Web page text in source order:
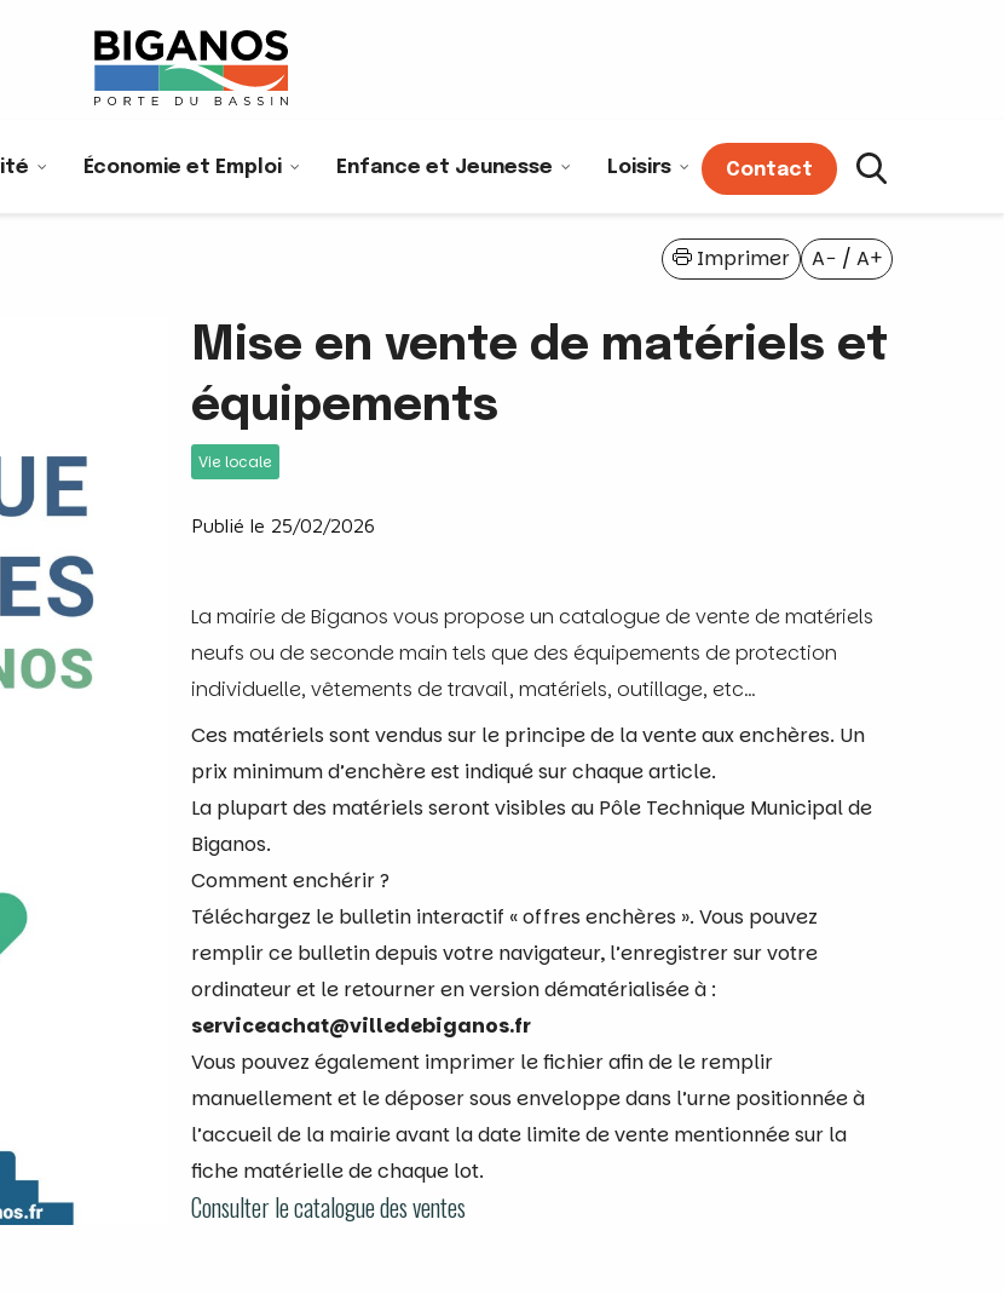
Économie et Emploi Enfance et Jeunesse Loisirs Contact
A− / A+
Imprimer
Mise en vente de matériels et
équipements
Vie locale
Publié le 25/02/2026
La mairie de Biganos vous propose un catalogue de vente de matériels
neufs ou de seconde main tels que des équipements de protection
individuelle, vêtements de travail, matériels, outillage, etc…
Ces matériels sont vendus sur le principe de la vente aux enchères. Un
prix minimum d’enchère est indiqué sur chaque article.
La plupart des matériels seront visibles au Pôle Technique Municipal de
Biganos.
Comment enchérir ?
Téléchargez le bulletin interactif « offres enchères ». Vous pouvez
remplir ce bulletin depuis votre navigateur, l’enregistrer sur votre
ordinateur et le retourner en version dématérialisée à :
serviceachat@villedebiganos.fr
Vous pouvez également imprimer le fichier afin de le remplir
manuellement et le déposer sous enveloppe dans l’urne positionnée à
l’accueil de la mairie avant la date limite de vente mentionnée sur la
fiche matérielle de chaque lot.
Consulter le catalogue des ventes